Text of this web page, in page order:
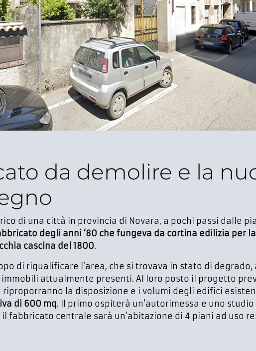
da demolire e la
di una città in provincia di Novara, a pochi passi dalle
degli anni ‘80 che fungeva da cortina edilizia per
cascina del 1800.
di riqualificare l’area, che si trovava in stato di
attualmente presenti. Al loro posto il progetto
la disposizione e i volumi degli edifici
di 600 mq. Il primo ospiterà un’autorimessa e uno
fabbricato centrale sarà un’abitazione di 4 piani ad uso